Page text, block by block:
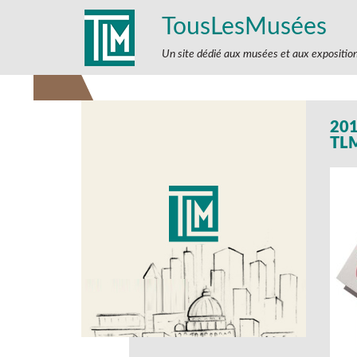
TousLesMusées
Un site dédié aux musées et aux